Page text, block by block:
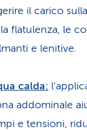
il carico
flatulenza, le
e lenitive.
calda:
addominale
e tensioni,